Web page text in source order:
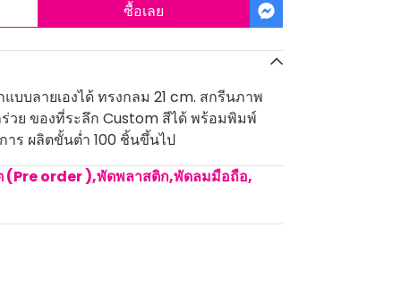
ซื้อเลย
บบลายเองได้ ทรงกลม 21 cm. สกรีนภาพ
วย ของที่ระลึก Custom สีได้ พร้อมพิมพ์
ร ผลิตขั้นต่ำ 100 ชิ้นขึ้นไป
(Pre order ),พัดพลาสติก,พัดลมมือถือ,